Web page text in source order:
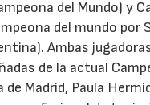
del Mundo) y
del mundo por
Ambas
de la actual
de Madrid, Paula